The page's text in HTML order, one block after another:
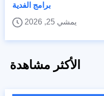
برامج الفدية
يمشي 25, 2026
الأكثر مشاهدة